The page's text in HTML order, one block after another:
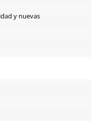
y nuevas